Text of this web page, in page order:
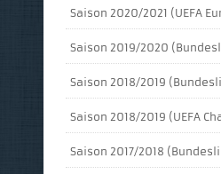
Saison 2020/2021 (UEFA
Saison 2019/2020
Saison 2018/2019
Saison 2018/2019 (UEFA
Saison 2017/2018